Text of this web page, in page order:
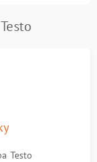
Testo